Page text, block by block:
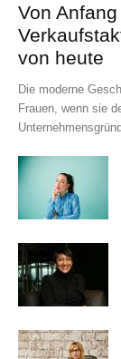
Von
von heute
Die moderne
Frauen, wenn sie